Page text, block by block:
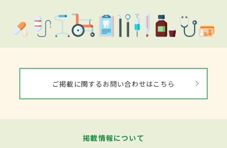
ご掲載に関するお問い合わせはこちら
掲載情報について